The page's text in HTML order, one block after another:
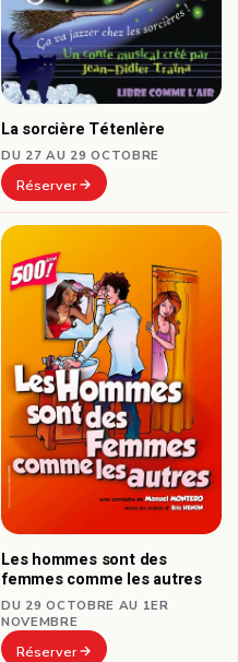
La sorcière Tétenlère
DU 27 AU 29 OCTOBRE
Réserver
Les hommes sont des
femmes comme les autres
DU 29 OCTOBRE AU 1ER
NOVEMBRE
Réserver